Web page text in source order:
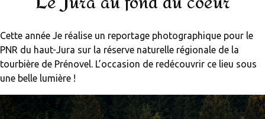
Cette année Je réalise un reportage photographique pour le
PNR du haut-Jura sur la réserve naturelle régionale de la
tourbière de Prénovel. L’occasion de redécouvrir ce lieu sous
une belle lumière !